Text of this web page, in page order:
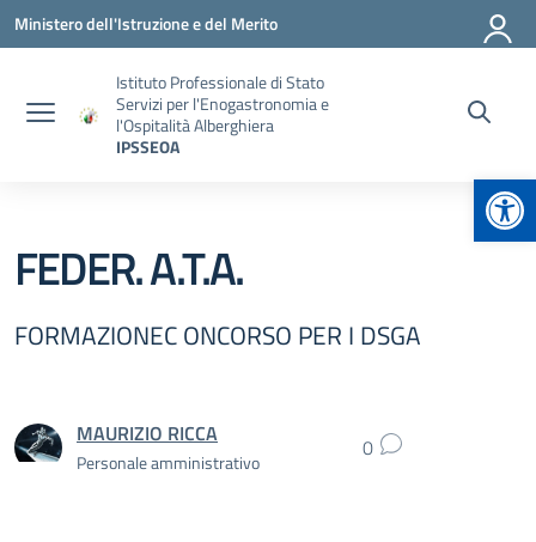
Vai ai contenuti
Vai al menu di navigazione
Vai al footer
Ministero dell'Istruzione e del Merito
Istituto Professionale di Stato
Servizi per l'Enogastronomia e
l'Ospitalità Alberghiera
IPSSEOA
FEDER. A.T.A.
FORMAZIONEC ONCORSO PER I DSGA
MAURIZIO RICCA
Personale amministrativo 0